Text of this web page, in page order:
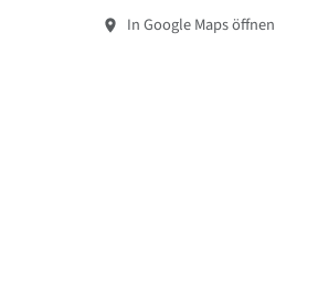
In Google Maps öffnen